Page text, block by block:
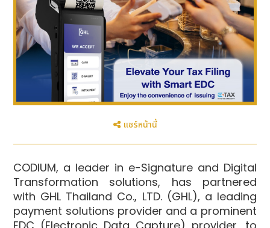
แชร์หน้านี้
CODIUM, a leader in e-Signature and Digital
Transformation solutions, has partnered
with GHL Thailand Co., LTD. (GHL), a leading
payment solutions provider and a prominent